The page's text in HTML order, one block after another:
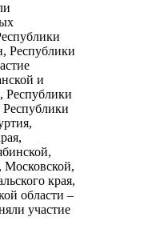
Республики
и
Республики
Республики
Московской,
края,
области –
участие